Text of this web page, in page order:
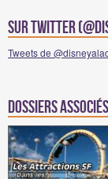
Sur Twitter
Tweets de
Dossiers associés